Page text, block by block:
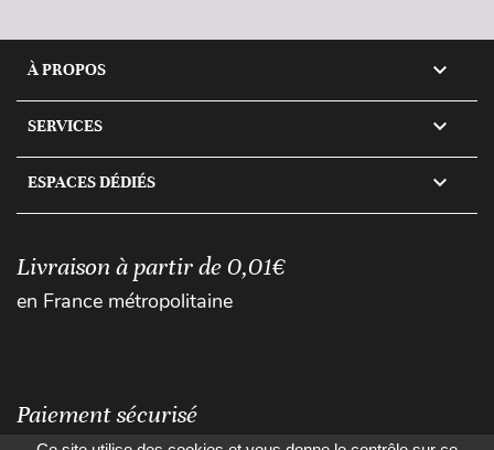
À PROPOS 
SERVICES 
ESPACES DÉDIÉS 
Livraison à partir de 0,01€
en France métropolitaine
Paiement sécurisé